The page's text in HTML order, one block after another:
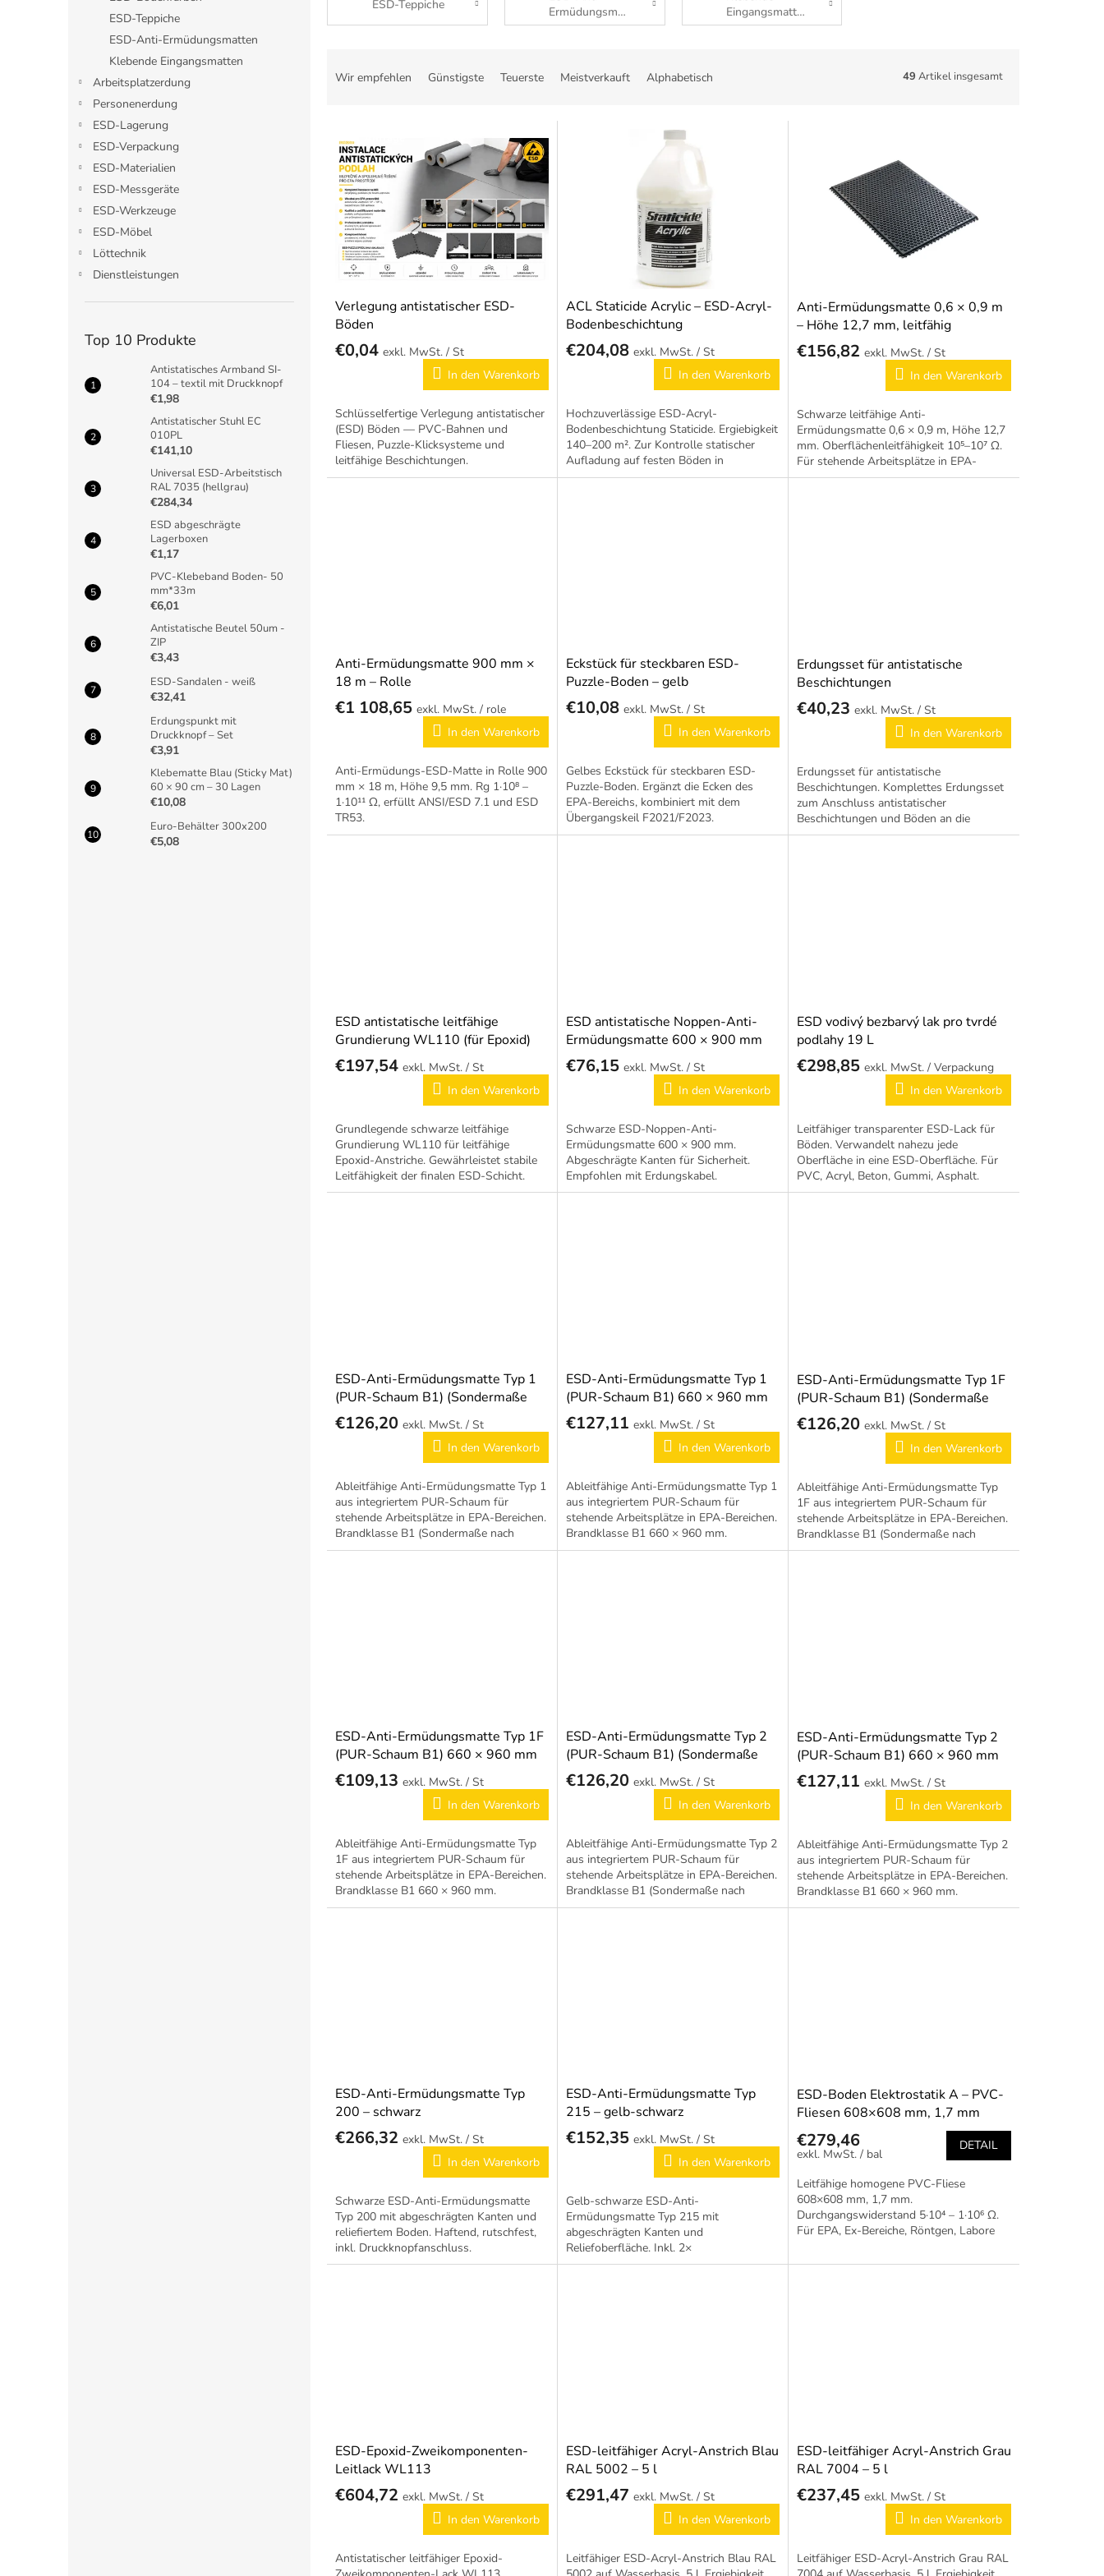
ESD-Teppiche
ESD-Anti-Ermüdungsmatten
Klebende Eingangsmatten
Arbeitsplatzerdung
Personenerdung
ESD-Lagerung
ESD-Verpackung
ESD-Materialien
ESD-Messgeräte
ESD-Werkzeuge
ESD-Möbel
Löttechnik
Dienstleistungen
Top 10 Produkte
Antistatisches Armband SI-
104 – textil mit Druckknopf
€1,98
Antistatischer Stuhl EC
010PL
€141,10
Universal ESD-Arbeitstisch
RAL 7035 (hellgrau)
€284,34
ESD abgeschrägte
Lagerboxen
€1,17
PVC-Klebeband Boden- 50
mm*33m
€6,01
Antistatische Beutel 50um -
ZIP
€3,43
ESD-Sandalen - weiß
€32,41
Erdungspunkt mit
Druckknopf – Set
€3,91
Klebematte Blau (Sticky Mat)
60 × 90 cm – 30 Lagen
€10,08
Euro-Behälter 300x200
€5,08
ESD-Teppiche
Ermüdungsmatten
Eingangsmatten
g
Wir empfehlen Günstigste Teuerste Meistverkauft Alphabetisch 49 Artikel insgesamt
Auf Anfrage
Verlegung antistatischer ESD-
Böden
€0,04
/ St
In den Warenkorb
Schlüsselfertige Verlegung antistatischer
(ESD) Böden — PVC-Bahnen und
Fliesen, Puzzle-Klicksysteme und
leitfähige Beschichtungen.
Komplettprojekt:
ACL Staticide Acrylic – ESD-Acryl-
Bodenbeschichtung
€204,08
/ St
In den Warenkorb
Hochzuverlässige ESD-Acryl-
Bodenbeschichtung Staticide. Ergiebigkeit
140–200 m². Zur Kontrolle statischer
Aufladung auf festen Böden in
Produktionsbereichen.
Anti-Ermüdungsmatte 0,6 × 0,9 m
– Höhe 12,7 mm, leitfähig
€156,82
/ St
In den Warenkorb
Schwarze leitfähige Anti-
Ermüdungsmatte 0,6 × 0,9 m, Höhe 12,7
mm. Oberflächenleitfähigkeit 10⁵–10⁷ Ω.
Für stehende Arbeitsplätze in EPA-
Bereichen.
Anti-Ermüdungsmatte 900 mm ×
18 m – Rolle
€1 108,65
/ role
In den Warenkorb
Anti-Ermüdungs-ESD-Matte in Rolle 900
mm × 18 m, Höhe 9,5 mm. Rg 1·10⁸ –
1·10¹¹ Ω, erfüllt ANSI/ESD 7.1 und ESD
TR53.
Eckstück für steckbaren ESD-
Puzzle-Boden – gelb
€10,08
/ St
In den Warenkorb
Gelbes Eckstück für steckbaren ESD-
Puzzle-Boden. Ergänzt die Ecken des
EPA-Bereichs, kombiniert mit dem
Übergangskeil F2021/F2023.
Erdungsset für antistatische
Beschichtungen
€40,23
/ St
In den Warenkorb
Erdungsset für antistatische
Beschichtungen. Komplettes Erdungsset
zum Anschluss antistatischer
Beschichtungen und Böden an die
Schutzerde.
ESD antistatische leitfähige
Grundierung WL110 (für Epoxid)
€197,54
/ St
In den Warenkorb
Grundlegende schwarze leitfähige
Grundierung WL110 für leitfähige
Epoxid-Anstriche. Gewährleistet stabile
Leitfähigkeit der finalen ESD-Schicht.
ESD antistatische Noppen-Anti-
Ermüdungsmatte 600 × 900 mm
€76,15
/ St
In den Warenkorb
Schwarze ESD-Noppen-Anti-
Ermüdungsmatte 600 × 900 mm.
Abgeschrägte Kanten für Sicherheit.
Empfohlen mit Erdungskabel.
ESD vodivý bezbarvý lak pro tvrdé
podlahy 19 L
€298,85
/ Verpackung
In den Warenkorb
Leitfähiger transparenter ESD-Lack für
Böden. Verwandelt nahezu jede
Oberfläche in eine ESD-Oberfläche. Für
PVC, Acryl, Beton, Gummi, Asphalt.
Erfüllt EN 61340-5-1. Ergiebigkeit...
ESD-Anti-Ermüdungsmatte Typ 1
(PUR-Schaum B1) (Sondermaße
nach Wunsch)
€126,20
/ St
In den Warenkorb
Ableitfähige Anti-Ermüdungsmatte Typ 1
aus integriertem PUR-Schaum für
stehende Arbeitsplätze in EPA-Bereichen.
Brandklasse B1 (Sondermaße nach
Wunsch).
ESD-Anti-Ermüdungsmatte Typ 1
(PUR-Schaum B1) 660 × 960 mm
€127,11
/ St
In den Warenkorb
Ableitfähige Anti-Ermüdungsmatte Typ 1
aus integriertem PUR-Schaum für
stehende Arbeitsplätze in EPA-Bereichen.
Brandklasse B1 660 × 960 mm.
ESD-Anti-Ermüdungsmatte Typ 1F
(PUR-Schaum B1) (Sondermaße
nach Wunsch)
€126,20
/ St
In den Warenkorb
Ableitfähige Anti-Ermüdungsmatte Typ
1F aus integriertem PUR-Schaum für
stehende Arbeitsplätze in EPA-Bereichen.
Brandklasse B1 (Sondermaße nach
Wunsch).
ESD-Anti-Ermüdungsmatte Typ 1F
(PUR-Schaum B1) 660 × 960 mm
€109,13
/ St
In den Warenkorb
Ableitfähige Anti-Ermüdungsmatte Typ
1F aus integriertem PUR-Schaum für
stehende Arbeitsplätze in EPA-Bereichen.
Brandklasse B1 660 × 960 mm.
ESD-Anti-Ermüdungsmatte Typ 2
(PUR-Schaum B1) (Sondermaße
nach Wunsch)
€126,20
/ St
In den Warenkorb
Ableitfähige Anti-Ermüdungsmatte Typ 2
aus integriertem PUR-Schaum für
stehende Arbeitsplätze in EPA-Bereichen.
Brandklasse B1 (Sondermaße nach
Wunsch).
ESD-Anti-Ermüdungsmatte Typ 2
(PUR-Schaum B1) 660 × 960 mm
€127,11
/ St
In den Warenkorb
Ableitfähige Anti-Ermüdungsmatte Typ 2
aus integriertem PUR-Schaum für
stehende Arbeitsplätze in EPA-Bereichen.
Brandklasse B1 660 × 960 mm.
ESD-Anti-Ermüdungsmatte Typ
200 – schwarz
€266,32
/ St
In den Warenkorb
Schwarze ESD-Anti-Ermüdungsmatte
Typ 200 mit abgeschrägten Kanten und
reliefiertem Boden. Haftend, rutschfest,
inkl. Druckknopfanschluss.
ESD-Anti-Ermüdungsmatte Typ
215 – gelb-schwarz
€152,35
/ St
In den Warenkorb
Gelb-schwarze ESD-Anti-
Ermüdungsmatte Typ 215 mit
abgeschrägten Kanten und
Reliefoberfläche. Inkl. 2×
Druckknopfanschluss für zuverlässige
ESD-Boden Elektrostatik A – PVC-
Fliesen 608×608 mm, 1,7 mm
€279,46
/ bal
DETAIL
Leitfähige homogene PVC-Fliese
608×608 mm, 1,7 mm.
Durchgangswiderstand 5·10⁴ – 1·10⁶ Ω.
Für EPA, Ex-Bereiche, Röntgen, Labore
ESD-Epoxid-Zweikomponenten-
Leitlack WL113
€604,72
/ St
In den Warenkorb
Antistatischer leitfähiger Epoxid-
ESD-leitfähiger Acryl-Anstrich Blau
RAL 5002 – 5 l
€291,47
/ St
In den Warenkorb
Leitfähiger ESD-Acryl-Anstrich Blau RAL
ESD-leitfähiger Acryl-Anstrich Grau
RAL 7004 – 5 l
€237,45
/ St
In den Warenkorb
Leitfähiger ESD-Acryl-Anstrich Grau RAL